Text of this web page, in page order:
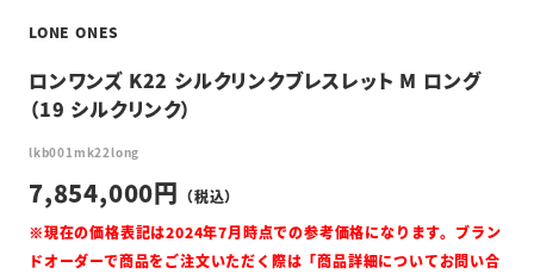
LONE ONES
ロンワンズ K22 シルクリンクブレスレット M ロング
（19 シルクリンク）
lkb001mk22long
7,854,000